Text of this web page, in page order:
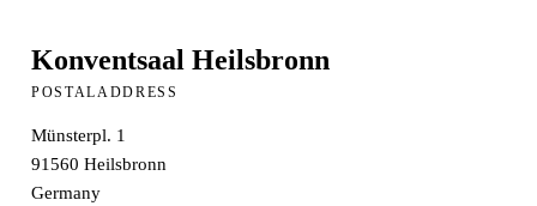
Konventsaal Heilsbronn
POSTALADDRESS
Münsterpl. 1
91560 Heilsbronn
Germany